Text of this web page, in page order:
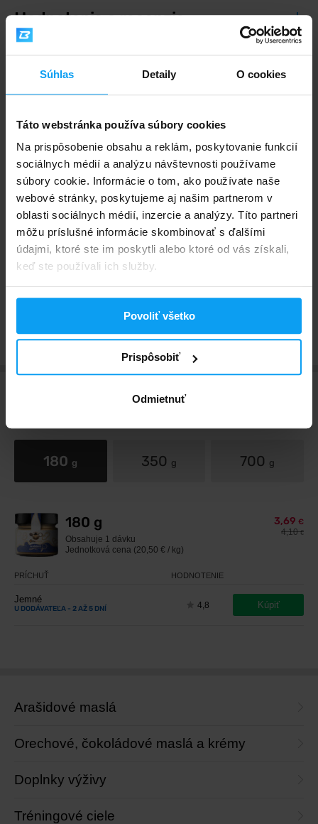
Súhlas Detaily O cookies
Táto webstránka používa súbory cookies
Na prispôsobenie obsahu a reklám, poskytovanie funkcií
sociálnych médií a analýzu návštevnosti používame
súbory cookie. Informácie o tom, ako používate naše
webové stránky, poskytujeme aj našim partnerom v
oblasti sociálnych médií, inzercie a analýzy. Títo partneri
môžu príslušné informácie skombinovať s ďalšími
údajmi, ktoré ste im poskytli alebo ktoré od vás získali,
keď ste používali ich služby.
Povoliť všetko
Prispôsobiť
Odmietnuť
Hodnotenia a recenzie
5,0
Max. spokojnosť
Dobrý
Nič moc
0 x
Zlý
Najlepšie hodnotená príchuť je
Zobraziť hodnotenia
180 g 350 g 700 g
180 g
Obsahuje 1 dávku
Jednotková cena (20,50 € / kg)
3,69 €
4,10€
PRÍCHUŤ HODNOTENIE
Jemné
U DODÁVATEĽA - 2 AŽ 5 DNÍ 4,8 Kúpiť
Arašidové maslá
Orechové, čokoládové maslá a krémy
Doplnky výživy
Tréningové ciele